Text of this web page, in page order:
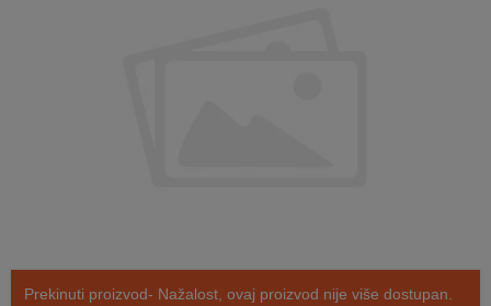
Prekinuti proizvod- Nažalost, ovaj proizvod nije više dostupan.